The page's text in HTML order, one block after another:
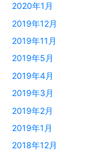
2020年1月
2019年12月
2019年11月
2019年5月
2019年4月
2019年3月
2019年2月
2019年1月
2018年12月